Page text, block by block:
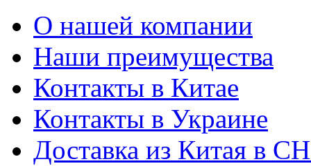
О нашей компании
Наши преимущества
Контакты в Китае
Контакты в Украине
Доставка из Китая в